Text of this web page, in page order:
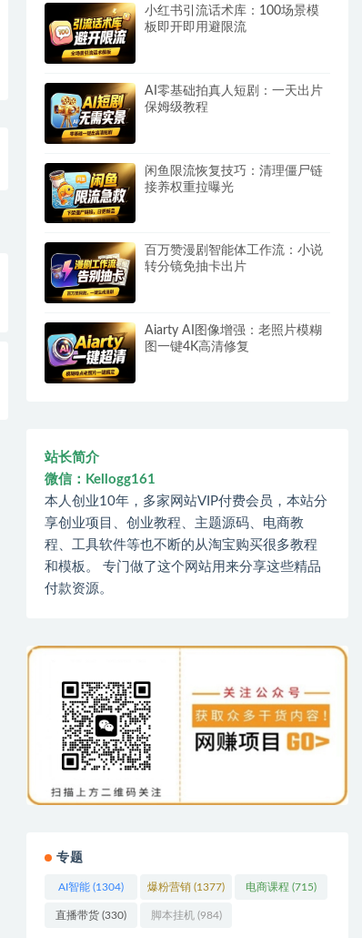
小红书引流话术库：100场景模
板即开即用避限流
AI零基础拍真人短剧：一天出片
保姆级教程
闲鱼限流恢复技巧：清理僵尸链
接养权重拉曝光
百万赞漫剧智能体工作流：小说
转分镜免抽卡出片
Aiarty AI图像增强：老照片模糊
图一键4K高清修复
站长简介
微信：Kellogg161
本人创业10年，多家网站VIP付费会员，本站分
享创业项目、创业教程、主题源码、电商教
程、工具软件等也不断的从淘宝购买很多教程
和模板。 专门做了这个网站用来分享这些精品
付款资源。
专题
AI智能 (1304) 爆粉营销 (1377) 电商课程 (715)
直播带货 (330) 脚本挂机(984)